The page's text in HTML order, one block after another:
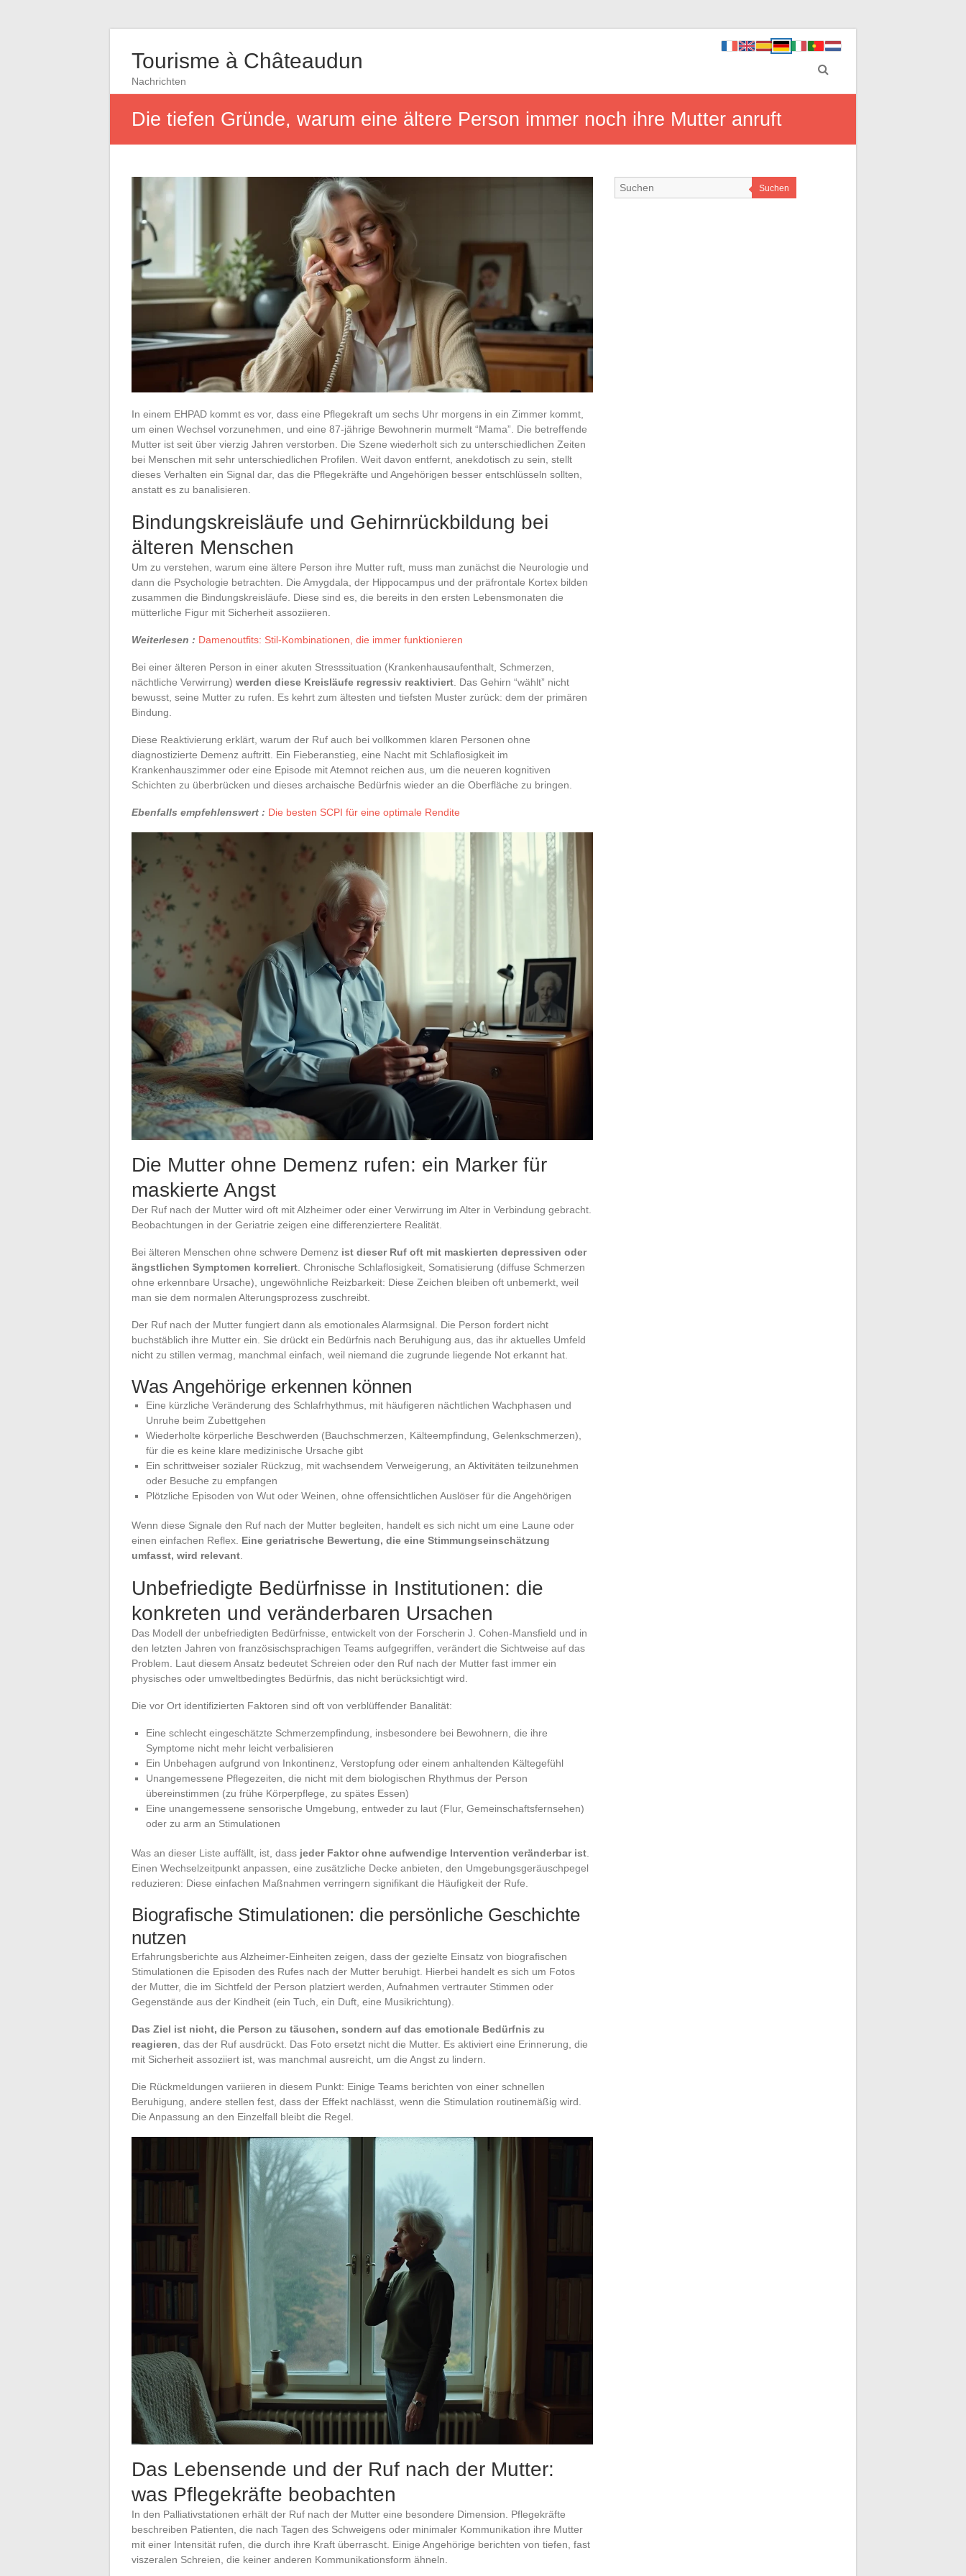
Tourisme à Châteaudun
Nachrichten
Die tiefen Gründe, warum eine ältere Person immer noch ihre Mutter anruft
In einem EHPAD kommt es vor, dass eine Pflegekraft um sechs Uhr morgens in ein Zimmer kommt,
um einen Wechsel vorzunehmen, und eine 87-jährige Bewohnerin murmelt “Mama”. Die betreffende
Mutter ist seit über vierzig Jahren verstorben. Die Szene wiederholt sich zu unterschiedlichen Zeiten
bei Menschen mit sehr unterschiedlichen Profilen. Weit davon entfernt, anekdotisch zu sein, stellt
dieses Verhalten ein Signal dar, das die Pflegekräfte und Angehörigen besser entschlüsseln sollten,
anstatt es zu banalisieren.
Bindungskreisläufe und Gehirnrückbildung bei
älteren Menschen
Um zu verstehen, warum eine ältere Person ihre Mutter ruft, muss man zunächst die Neurologie und
dann die Psychologie betrachten. Die Amygdala, der Hippocampus und der präfrontale Kortex bilden
zusammen die Bindungskreisläufe. Diese sind es, die bereits in den ersten Lebensmonaten die
mütterliche Figur mit Sicherheit assoziieren.
Weiterlesen : Damenoutfits: Stil-Kombinationen, die immer funktionieren
Bei einer älteren Person in einer akuten Stresssituation (Krankenhausaufenthalt, Schmerzen,
nächtliche Verwirrung) werden diese Kreisläufe regressiv reaktiviert . Das Gehirn “wählt” nicht
bewusst, seine Mutter zu rufen. Es kehrt zum ältesten und tiefsten Muster zurück: dem der primären
Bindung.
Diese Reaktivierung erklärt, warum der Ruf auch bei vollkommen klaren Personen ohne
diagnostizierte Demenz auftritt. Ein Fieberanstieg, eine Nacht mit Schlaflosigkeit im
Krankenhauszimmer oder eine Episode mit Atemnot reichen aus, um die neueren kognitiven
Schichten zu überbrücken und dieses archaische Bedürfnis wieder an die Oberfläche zu bringen.
Ebenfalls empfehlenswert : Die besten SCPI für eine optimale Rendite
Die Mutter ohne Demenz rufen: ein Marker für
maskierte Angst
Der Ruf nach der Mutter wird oft mit Alzheimer oder einer Verwirrung im Alter in Verbindung gebracht.
Beobachtungen in der Geriatrie zeigen eine differenziertere Realität.
Bei älteren Menschen ohne schwere Demenz ist dieser Ruf oft mit maskierten depressiven oder
ängstlichen Symptomen korreliert . Chronische Schlaflosigkeit, Somatisierung (diffuse Schmerzen
ohne erkennbare Ursache), ungewöhnliche Reizbarkeit: Diese Zeichen bleiben oft unbemerkt, weil
man sie dem normalen Alterungsprozess zuschreibt.
Der Ruf nach der Mutter fungiert dann als emotionales Alarmsignal. Die Person fordert nicht
buchstäblich ihre Mutter ein. Sie drückt ein Bedürfnis nach Beruhigung aus, das ihr aktuelles Umfeld
nicht zu stillen vermag, manchmal einfach, weil niemand die zugrunde liegende Not erkannt hat.
Was Angehörige erkennen können
Eine kürzliche Veränderung des Schlafrhythmus, mit häufigeren nächtlichen Wachphasen und
Unruhe beim Zubettgehen
Wiederholte körperliche Beschwerden (Bauchschmerzen, Kälteempfindung, Gelenkschmerzen),
für die es keine klare medizinische Ursache gibt
Ein schrittweiser sozialer Rückzug, mit wachsendem Verweigerung, an Aktivitäten teilzunehmen
oder Besuche zu empfangen
Plötzliche Episoden von Wut oder Weinen, ohne offensichtlichen Auslöser für die Angehörigen
Wenn diese Signale den Ruf nach der Mutter begleiten, handelt es sich nicht um eine Laune oder
einen einfachen Reflex. Eine geriatrische Bewertung, die eine Stimmungseinschätzung
umfasst, wird relevant
Unbefriedigte Bedürfnisse in Institutionen: die
konkreten und veränderbaren Ursachen
Das Modell der unbefriedigten Bedürfnisse, entwickelt von der Forscherin J. Cohen-Mansfield und in
den letzten Jahren von französischsprachigen Teams aufgegriffen, verändert die Sichtweise auf das
Problem. Laut diesem Ansatz bedeutet Schreien oder den Ruf nach der Mutter fast immer ein
physisches oder umweltbedingtes Bedürfnis, das nicht berücksichtigt wird.
Die vor Ort identifizierten Faktoren sind oft von verblüffender Banalität:
Eine schlecht eingeschätzte Schmerzempfindung, insbesondere bei Bewohnern, die ihre
Symptome nicht mehr leicht verbalisieren
Ein Unbehagen aufgrund von Inkontinenz, Verstopfung oder einem anhaltenden Kältegefühl
Unangemessene Pflegezeiten, die nicht mit dem biologischen Rhythmus der Person
übereinstimmen (zu frühe Körperpflege, zu spätes Essen)
Eine unangemessene sensorische Umgebung, entweder zu laut (Flur, Gemeinschaftsfernsehen)
oder zu arm an Stimulationen
Was an dieser Liste auffällt, ist, dass jeder Faktor ohne aufwendige Intervention veränderbar ist
Einen Wechselzeitpunkt anpassen, eine zusätzliche Decke anbieten, den Umgebungsgeräuschpegel
reduzieren: Diese einfachen Maßnahmen verringern signifikant die Häufigkeit der Rufe.
Biografische Stimulationen: die persönliche Geschichte
nutzen
Erfahrungsberichte aus Alzheimer-Einheiten zeigen, dass der gezielte Einsatz von biografischen
Stimulationen die Episoden des Rufes nach der Mutter beruhigt. Hierbei handelt es sich um Fotos
der Mutter, die im Sichtfeld der Person platziert werden, Aufnahmen vertrauter Stimmen oder
Gegenstände aus der Kindheit (ein Tuch, ein Duft, eine Musikrichtung).
Das Ziel ist nicht, die Person zu täuschen, sondern auf das emotionale Bedürfnis zu
reagieren , das der Ruf ausdrückt. Das Foto ersetzt nicht die Mutter. Es aktiviert eine Erinnerung, die
mit Sicherheit assoziiert ist, was manchmal ausreicht, um die Angst zu lindern.
Die Rückmeldungen variieren in diesem Punkt: Einige Teams berichten von einer schnellen
Beruhigung, andere stellen fest, dass der Effekt nachlässt, wenn die Stimulation routinemäßig wird.
Die Anpassung an den Einzelfall bleibt die Regel.
Das Lebensende und der Ruf nach der Mutter:
was Pflegekräfte beobachten
In den Palliativstationen erhält der Ruf nach der Mutter eine besondere Dimension. Pflegekräfte
beschreiben Patienten, die nach Tagen des Schweigens oder minimaler Kommunikation ihre Mutter
mit einer Intensität rufen, die durch ihre Kraft überrascht. Einige Angehörige berichten von tiefen, fast
viszeralen Schreien, die keiner anderen Kommunikationsform ähneln.
Suchen